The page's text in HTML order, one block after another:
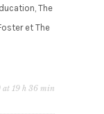
The
et The
19 h 36 min